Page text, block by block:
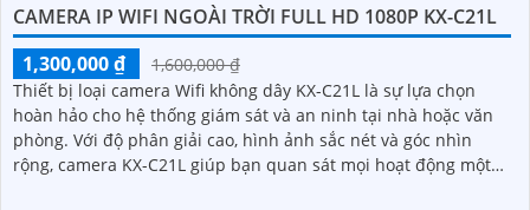
CAMERA IP WIFI NGOÀI TRỜI FULL HD 1080P KX-C21L
1,300,000 ₫
1,600,000 ₫
Thiết bị loại camera Wifi không dây KX-C21L là sự lựa chọn
hoàn hảo cho hệ thống giám sát và an ninh tại nhà hoặc văn
phòng. Với độ phân giải cao, hình ảnh sắc nét và góc nhìn
rộng, camera KX-C21L giúp bạn quan sát mọi hoạt động một